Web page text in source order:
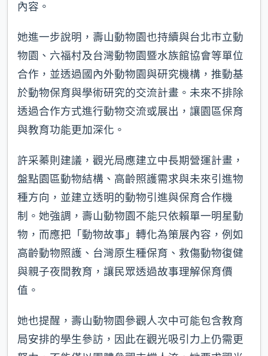
內容。
她進一步說明，壽山動物園也持續與台北市立動
物園、六福村及台灣動物園暨水族館協會等單位
合作，並透過國內外動物園與研究機構，推動基
於動物保育與學術研究的交流計畫。未來不排除
透過合作方式進行動物交流或展出，讓園區保育
與教育功能更加深化。
許采蓁則建議，觀光局應建立中長期營運計畫，
盤點園區動物結構、高齡照護需求與未來引進物
種方向，並建立透明的動物引進與保育合作機
制。她強調，壽山動物園不能只依賴單一明星動
物，而應把「動物故事」轉化為策展內容，例如
高齡動物照護、台灣原生種保育、救傷動物復健
與親子夜間教育，讓民眾透過故事理解保育價
值。
她也提醒，壽山動物園參觀人次中可能包含教育
局安排的學生參訪，因此在觀光吸引力上仍需更